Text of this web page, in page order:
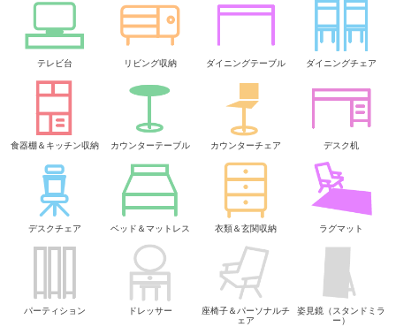
テレビ台 リビング収納 ダイニングテーブル ダイニングチェア
食器棚＆キッチン収納 カウンターテーブル カウンターチェア デスク机
デスクチェア ベッド＆マットレス 衣類＆玄関収納 ラグマット
パーティション ドレッサー
座椅子＆パーソナルチ
ェア
姿見鏡（スタンドミラ
ー）